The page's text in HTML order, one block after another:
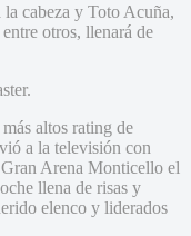
cabeza y Toto Acuña,
otros, llenará de
altos rating de
a la televisión con
Arena Monticello el
llena de risas y
elenco y liderados